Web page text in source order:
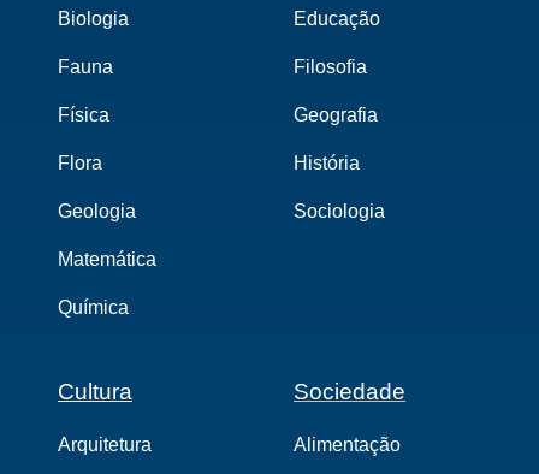
Biologia
Fauna
Física
Flora
Geologia
Matemática
Química
Educação
Filosofia
Geografia
História
Sociologia
Cultura
Arquitetura
Sociedade
Alimentação